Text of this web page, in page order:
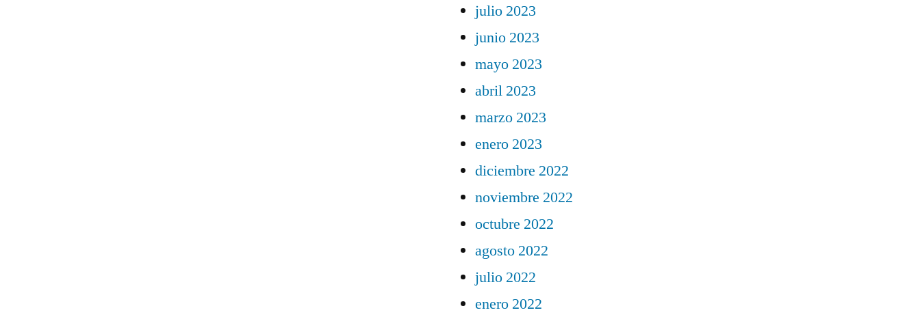
julio 2023
junio 2023
mayo 2023
abril 2023
marzo 2023
enero 2023
diciembre 2022
noviembre 2022
octubre 2022
agosto 2022
julio 2022
enero 2022